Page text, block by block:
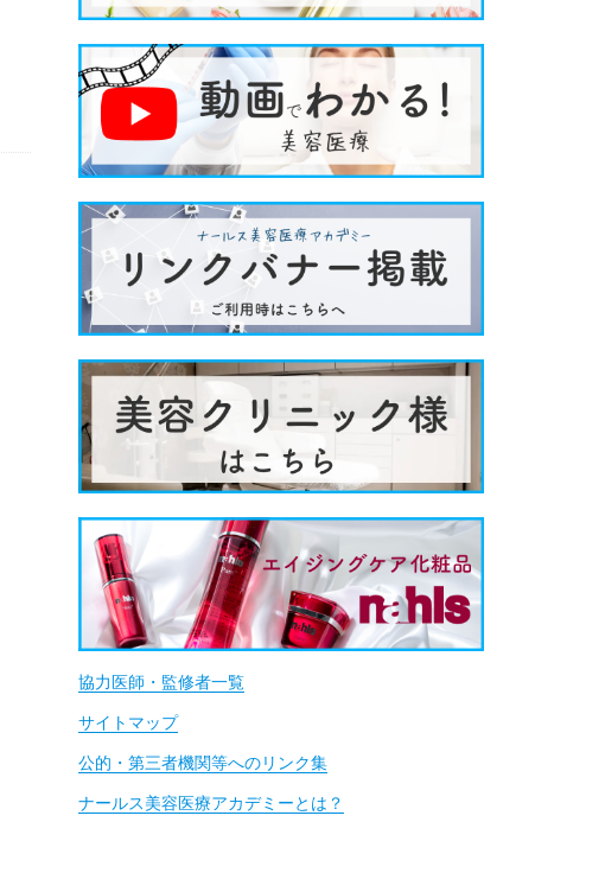
協力医師・監修者一覧
サイトマップ
公的・第三者機関等へのリンク集
ナールス美容医療アカデミーとは？